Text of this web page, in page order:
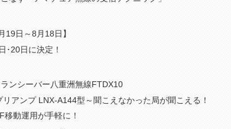
19日～8月18日】
･20日に決定！
ンシーバー八重洲無線FTDX10
アンプ LNX-A144型～聞こえなかった局が聞こえる！
動運用が手軽に！